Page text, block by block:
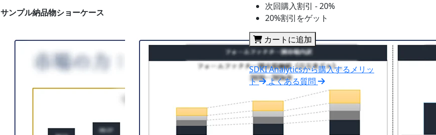
サンプル納品物ショーケース
次回購入割引 - 20%
20%割引をゲット
カートに追加
SDKI Analyticsから購入するメリッ
ト
よくある質問